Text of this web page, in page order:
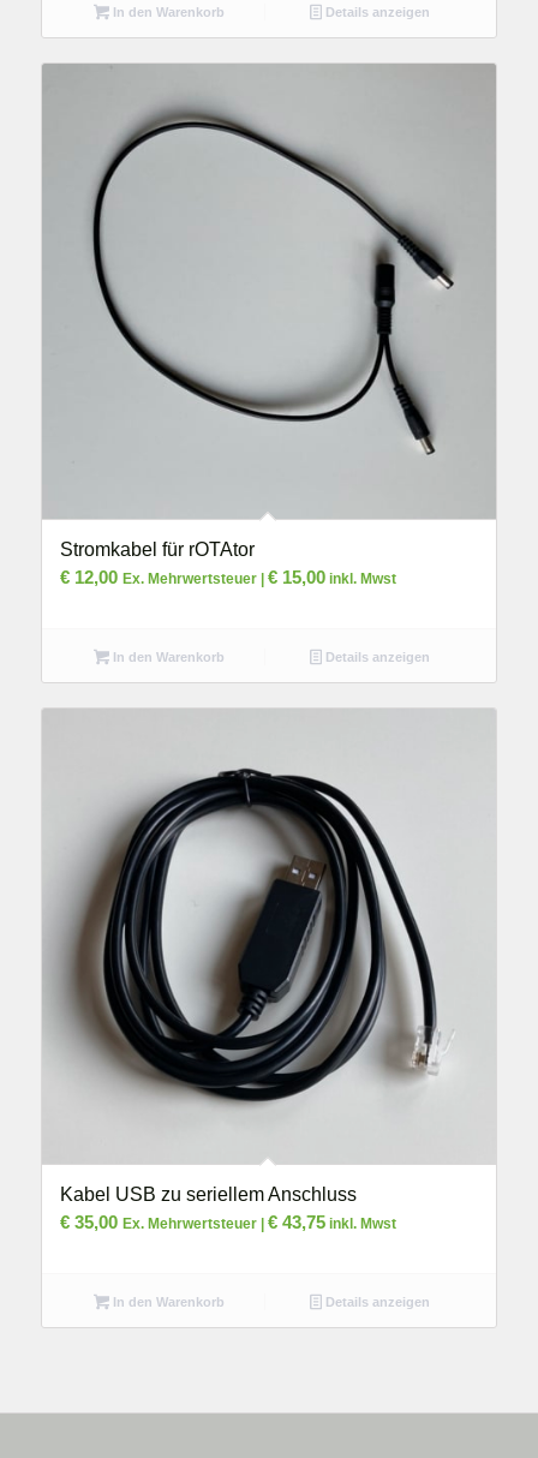
In den Warenkorb Details anzeigen
Stromkabel für rOTAtor
€12,00 Ex. Mehrwertsteuer | €15,00inkl. Mwst
In den Warenkorb Details anzeigen
Kabel USB zu seriellem Anschluss
€35,00 Ex. Mehrwertsteuer | €43,75inkl. Mwst
In den Warenkorb Details anzeigen